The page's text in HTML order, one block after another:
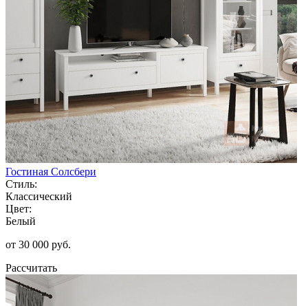
Гостиная Солсбери
Стиль:
Классический
Цвет:
Белый
от 30 000 руб.
Рассчитать